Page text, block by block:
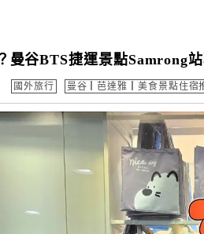
曼谷BTS捷運景點Samrong
國外旅行 曼谷┃芭達雅┃美食景點住宿